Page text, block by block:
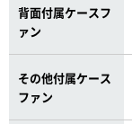
背面付属ケースフ
ァン
その他付属ケース
ファン